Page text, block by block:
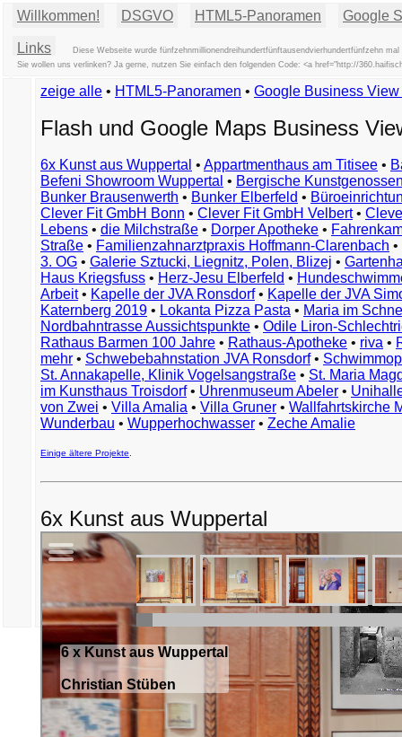
Willkommen! DSGVO HTML5-Panoramen Google
Links
Diese Webseite wurde fünfzehnmillionendreihundertfünftausendvierhundertfünfzehn
Sie wollen uns verlinken? Ja gerne, nutzen Sie einfach den folgenden Code: <a href="http://
zeige alle • HTML5-Panoramen • Google Business
Flash und Google Maps Business
6x Kunst aus Wuppertal • Appartmenthaus am Titisee •
Befeni Showroom Wuppertal • Bergische
Bunker Brausenwerth • Bunker Elberfeld •
Clever Fit GmbH Bonn • Clever Fit GmbH Velbert•
Lebens • die Milchstraße • Dorper Apotheke •
Straße • Familienzahnarztpraxis Hoffmann-Clarenbach •
3. OG • Galerie Sztucki, Liegnitz, Polen, Blizej •
Haus Kriegsfuss • Herz-Jesu Elberfeld •
Arbeit• Kapelle der JVA Ronsdorf• Kapelle der JVA
Katernberg 2019 • Lokanta Pizza Pasta • Maria im
Nordbahntrasse Aussichtspunkte • Odile Liron-
Rathaus Barmen 100 Jahre • Rathaus-Apotheke • riva •
mehr • Schwebebahnstation JVA Ronsdorf•
St. Annakapelle, Klinik Vogelsangstraße • St. Maria
im Kunsthaus Troisdorf• Uhrenmuseum Abeler •
von Zwei • Villa Amalia • Villa Gruner • Wallfahrtskirche
Wunderbau • Wupperhochwasser • Zeche Amalie
Einige ältere Projekte
6x Kunst aus Wuppertal